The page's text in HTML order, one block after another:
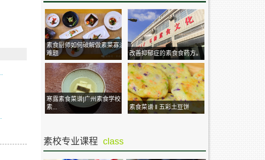
素食厨师如何破解做素菜寡淡
难题
改善抑郁症的素食食药方。
寒露素食菜谱|广州素食学校
素...
素食菜谱 ‖ 五彩土豆饼
素校专业课程 class